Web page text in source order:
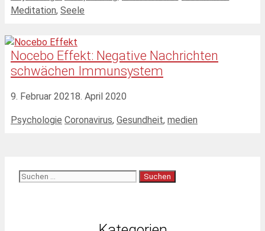
Meditation, Seele
Nocebo Effekt: Negative Nachrichten
schwächen Immunsystem
9. Februar 20218. April 2020
Kategorien
Psychologie Schlagwörter
Coronavirus, Gesundheit, medien
Suchen